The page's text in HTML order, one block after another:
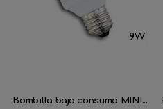
Bombilla bajo consumo MINI...